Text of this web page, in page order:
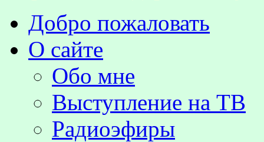
Добро пожаловать
О сайте
Обо мне
Выступление на TВ
Радиоэфиры